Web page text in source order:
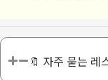
🔖 자주 묻는 레